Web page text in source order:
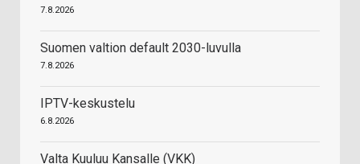
7.8.2026
Suomen valtion default 2030-luvulla
7.8.2026
IPTV-keskustelu
6.8.2026
Valta Kuuluu Kansalle (VKK)